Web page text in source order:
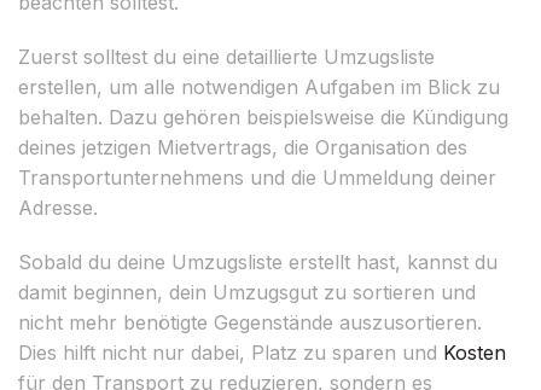
Zuerst solltest du eine detaillierte Umzugsliste
erstellen, um alle notwendigen Aufgaben im Blick zu
behalten. Dazu gehören beispielsweise die Kündigung
deines jetzigen Mietvertrags, die Organisation des
Transportunternehmens und die Ummeldung deiner
Adresse.
Sobald du deine Umzugsliste erstellt hast, kannst du
damit beginnen, dein Umzugsgut zu sortieren und
nicht mehr benötigte Gegenstände auszusortieren.
Dies hilft nicht nur dabei, Platz zu sparen und Kosten
für den Transport zu reduzieren, sondern es